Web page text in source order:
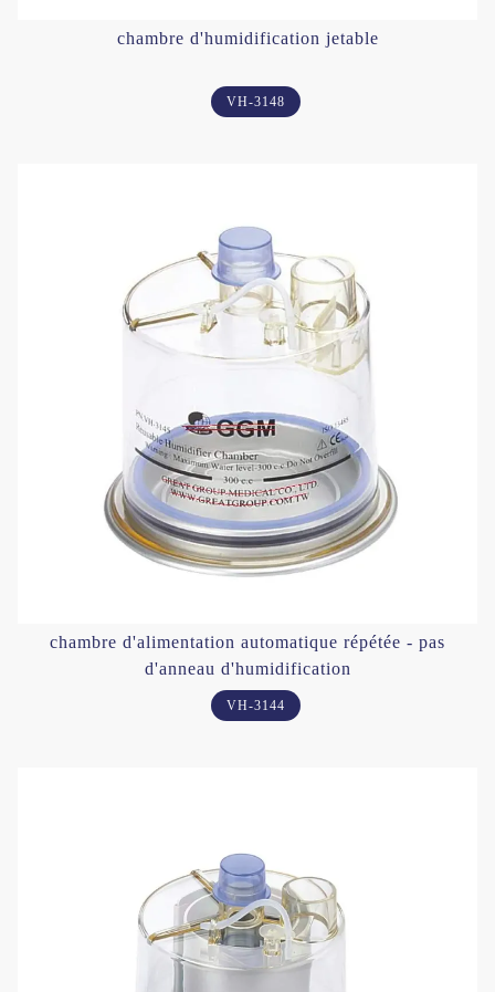
chambre d'humidification jetable
VH-3148
chambre d'alimentation automatique répétée - pas
d'anneau d'humidification
VH-3144